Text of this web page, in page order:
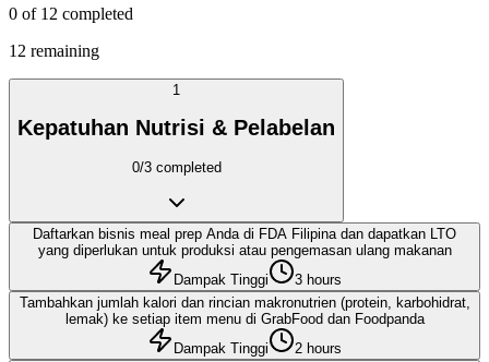
0 of 12 completed
12 remaining
1
Kepatuhan Nutrisi & Pelabelan
0/3completed
Daftarkan bisnis meal prep Anda di FDA Filipina dan dapatkan LTO
yang diperlukan untuk produksi atau pengemasan ulang makanan
Dampak Tinggi
3 hours
Tambahkan jumlah kalori dan rincian makronutrien (protein, karbohidrat,
lemak) ke setiap item menu di GrabFood dan Foodpanda
Dampak Tinggi
2 hours